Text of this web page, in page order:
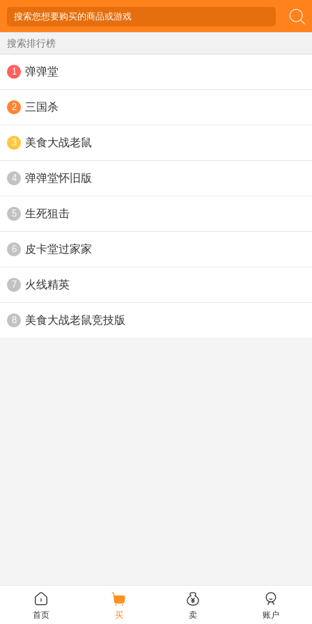
搜索排行榜
1 弹弹堂
2 三国杀
3 美食大战老鼠
4 弹弹堂怀旧版
5 生死狙击
6 皮卡堂过家家
7 火线精英
8 美食大战老鼠竞技版
首页 买 卖 账户